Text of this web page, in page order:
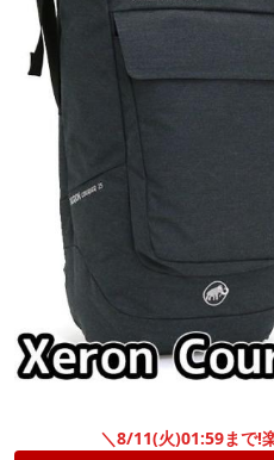
＼8/11(火)01:59まで!